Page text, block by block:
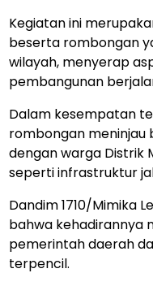
Kegiatan ini
beserta rombongan
wilayah, menyerap
pembangunan
Dalam kesempatan
rombongan meninjau
dengan warga Distrik
seperti infrastruktur
Dandim 1710/Mimika
bahwa kehadirannya
pemerintah daerah
terpencil.